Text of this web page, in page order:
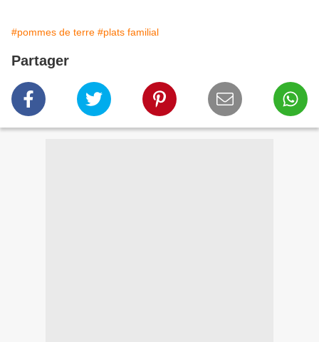
#pommes de terre #plats familial
Partager